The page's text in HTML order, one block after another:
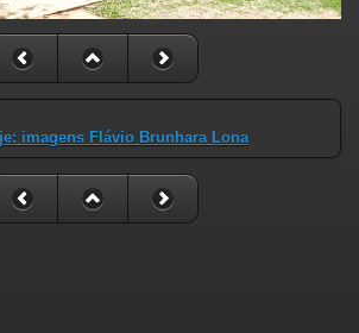
imagens Flávio Brunhara Lona